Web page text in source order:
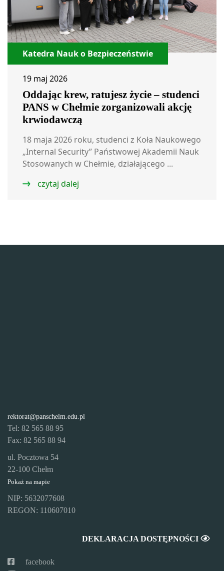
Katedra Nauk o Bezpieczeństwie
19 maj 2026
Oddając krew, ratujesz życie – studenci
PANS w Chełmie zorganizowali akcję
krwiodawczą
18 maja 2026 roku, studenci z Koła Naukowego
„Internal Security” Państwowej Akademii Nauk
Stosowanych w Chełmie, działającego ...
czytaj dalej
rektorat@panschelm.edu.pl
Tel: 82 565 88 95
Fax: 82 565 88 94
ul. Pocztowa 54
22-100 Chełm
Pokaż na mapie
NIP: 5632077608
REGON: 110607010
DEKLARACJA DOSTĘPNOŚCI
facebook